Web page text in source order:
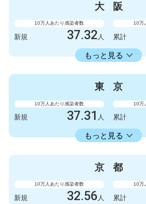
大 阪
10万人あたり感染者数
新規 37.32 人
10万
累計
もっと見る
23598.73人
3300人 新規
東 京
10万人あたり感染者数
新規 37.31 人
10万
累計
もっと見る
22429.74人
5247人 新規
3154675
京 都
10万人あたり感染者数
新規 32.56 人
10万
累計